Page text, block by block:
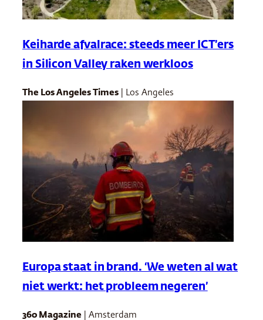
Keiharde afvalrace: steeds meer ICT’ers
in Silicon Valley raken werkloos
The Los Angeles Times | Los Angeles
Europa staat in brand. ‘We weten al wat
niet werkt: het probleem negeren’
360 Magazine | Amsterdam